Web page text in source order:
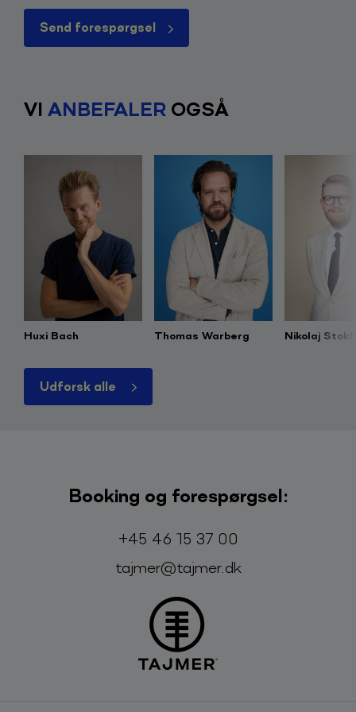
Send forespørgsel
VI ANBEFALER OGSÅ
Udforsk alle
Huxi Bach Thomas Warberg Nikolaj
Booking og forespørgsel:
Telefon:
+45 46 15 37 00
E-mail:
tajmer@tajmer.dk